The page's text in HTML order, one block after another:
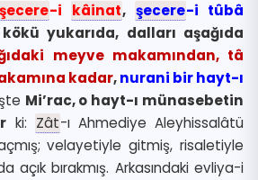
şecere-i kâinat, şecere-i tûbâ
yukarıda, dalları aşağıda
meyve makamından, tâ
kadar,nurani bir hayt-ı
Mi’rac, o hayt-ı münasebetin
ki: Zât-ı Ahmediye Aleyhissalâtü
velayetiyle gitmiş, risaletiyle
açık bırakmış. Arkasındaki evliya-i